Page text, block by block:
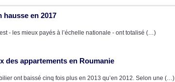
hausse en 2017
- les mieux payés à l’échelle nationale - ont totalisé (…)
des appartements en Roumanie
ont baissé cinq fois plus en 2013 qu’en 2012. Selon une (…)